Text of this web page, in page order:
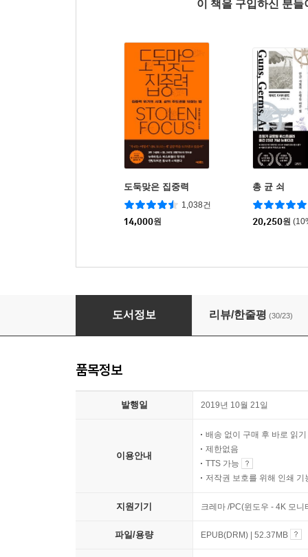
이 책을 구입하신 분
도둑맞은 집중력
1,038건
14,000원
총 균 쇠
20,250원
마흔, 마음 공부를 시작했다
도서정보 리뷰/한줄평 (30/23)
품목정보
발행일 2019년 10월 21일
이용안내
배송 없이 구매 후 바로 읽기
제한없음
TTS 가능
저작권 보호를 위해 인쇄 기
지원기기 크레마 /PC(윈도우 - 4K 모
파일/용량 EPUB(DRM) | 52.37MB